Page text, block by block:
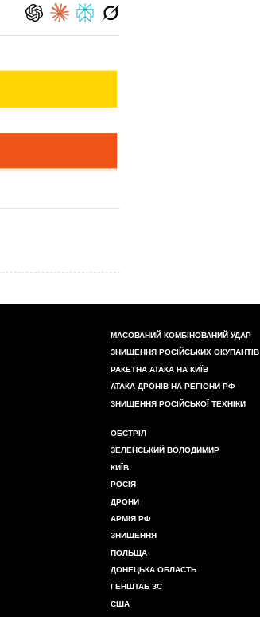
МАСОВАНИЙ КОМБІНОВАНИЙ УДАР
ЗНИЩЕННЯ РОСІЙСЬКИХ ОКУПАНТІВ
РАКЕТНА АТАКА НА КИЇВ
АТАКА ДРОНІВ НА РЕГІОНИ РФ
ЗНИЩЕННЯ РОСІЙСЬКОЇ ТЕХНІКИ
ОБСТРІЛ
ЗЕЛЕНСЬКИЙ ВОЛОДИМИР
КИЇВ
РОСІЯ
ДРОНИ
АРМІЯ РФ
ЗНИЩЕННЯ
ПОЛЬЩА
ДОНЕЦЬКА ОБЛАСТЬ
ГЕНШТАБ ЗС
США